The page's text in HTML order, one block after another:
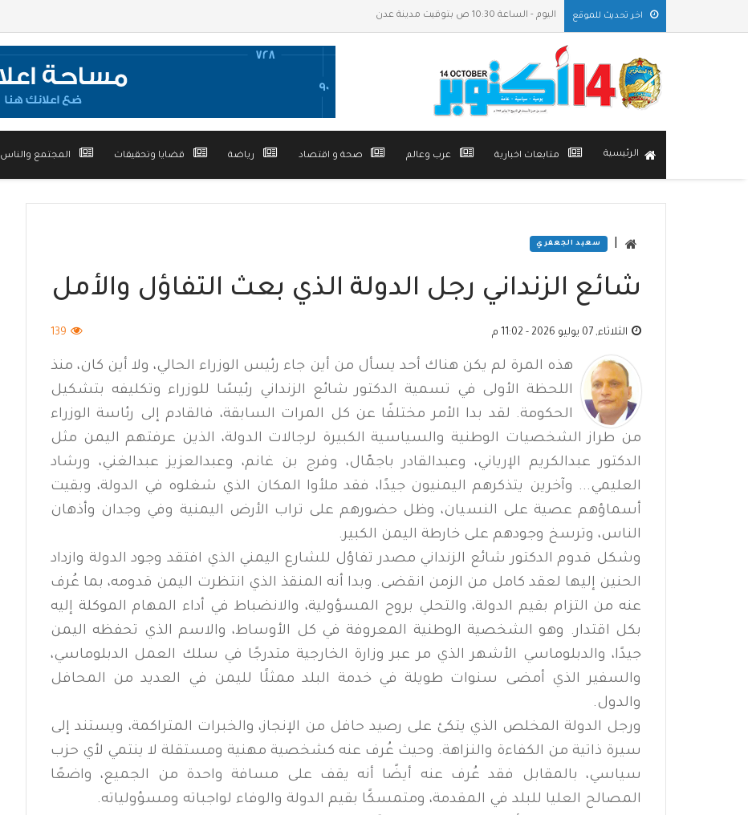
اخر تحديث للموقع اليوم - الساعة 10:30 ص بتوقيت مدينة عدن
الرئيسية متابعات اخبارية عرب وعالم صحة و اقتصاد رياضة قضايا وتحقيقات المجتمع والناس
سعيد الجعفري
شائع الزنداني رجل الدولة الذي بعث التفاؤل والأمل
الثلاثاء, 07 يوليو 2026 - 11:02 م 139
هذه المرة لم يكن هناك أحد يسأل من أين جاء رئيس الوزراء الحالي، ولا أين كان، منذ
اللحظة الأولى في تسمية الدكتور شائع الزنداني رئيسًا للوزراء وتكليفه بتشكيل
الحكومة. لقد بدا الأمر مختلفًا عن كل المرات السابقة، فالقادم إلى رئاسة الوزراء
من طراز الشخصيات الوطنية والسياسية الكبيرة لرجالات الدولة، الذين عرفتهم اليمن مثل
الدكتور عبدالكريم الإرياني، وعبدالقادر باجمّال، وفرج بن غانم، وعبدالعزيز عبدالغني، ورشاد
العليمي... وآخرين يتذكرهم اليمنيون جيدًا، فقد ملأوا المكان الذي شغلوه في الدولة، وبقيت
أسماؤهم عصية على النسيان، وظل حضورهم على تراب الأرض اليمنية وفي وجدان وأذهان
الناس، وترسخ وجودهم على خارطة اليمن الكبير.
وشكل قدوم الدكتور شائع الزنداني مصدر تفاؤل للشارع اليمني الذي افتقد وجود الدولة وازداد
الحنين إليها لعقد كامل من الزمن انقضى. وبدا أنه المنقذ الذي انتظرت اليمن قدومه، بما عُرف
عنه من التزام بقيم الدولة، والتحلي بروح المسؤولية، والانضباط في أداء المهام الموكلة إليه
بكل اقتدار. وهو الشخصية الوطنية المعروفة في كل الأوساط، والاسم الذي تحفظه اليمن
جيدًا، والدبلوماسي الأشهر الذي مر عبر وزارة الخارجية متدرجًا في سلك العمل الدبلوماسي،
والسفير الذي أمضى سنوات طويلة في خدمة البلد ممثلًا لليمن في العديد من المحافل
والدول.
ورجل الدولة المخلص الذي يتكئ على رصيد حافل من الإنجاز، والخبرات المتراكمة، ويستند إلى
سيرة ذاتية من الكفاءة والنزاهة. وحيث عُرف عنه كشخصية مهنية ومستقلة لا ينتمي لأي حزب
سياسي، بالمقابل فقد عُرف عنه أيضًا أنه يقف على مسافة واحدة من الجميع، واضعًا
المصالح العليا للبلد في المقدمة، ومتمسكًا بقيم الدولة والوفاء لواجباته ومسؤولياته.